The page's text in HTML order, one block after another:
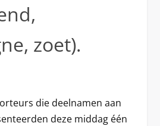
zoet).
die deelnamen aan
deze middag één